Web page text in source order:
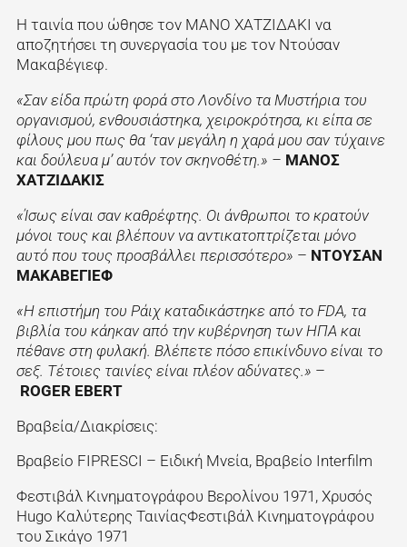
Η ταινία που ώθησε τον ΜΑΝΟ ΧΑΤΖΙΔΑΚΙ να
αποζητήσει τη συνεργασία του με τον Ντούσαν
Μακαβέγιεφ.
«Σαν είδα πρώτη φορά στο Λονδίνο τα Μυστήρια του
οργανισμού, ενθουσιάστηκα, χειροκρότησα, κι είπα σε
φίλους μου πως θα ‘ταν μεγάλη η χαρά μου σαν τύχαινε
και δούλευα μ’ αυτόν τον σκηνοθέτη.» – ΜΑΝΟΣ
ΧΑΤΖΙΔΑΚΙΣ
«Ίσως είναι σαν καθρέφτης. Οι άνθρωποι το κρατούν
μόνοι τους και βλέπουν να αντικατοπτρίζεται μόνο
αυτό που τους προσβάλλει περισσότερο» – ΝΤΟΥΣΑΝ
ΜΑΚΑΒΕΓΙΕΦ
«Η επιστήμη του Ράιχ καταδικάστηκε από το FDA, τα
βιβλία του κάηκαν από την κυβέρνηση των ΗΠΑ και
πέθανε στη φυλακή. Βλέπετε πόσο επικίνδυνο είναι το
σεξ. Τέτοιες ταινίες είναι πλέον αδύνατες.» –
ROGER EBERT
Βραβεία/Διακρίσεις:
Βραβείο FIPRESCI – Ειδική Μνεία, Βραβείο Interfilm
Φεστιβάλ Κινηματογράφου Βερολίνου 1971, Χρυσός
Hugo Καλύτερης ΤαινίαςΦεστιβάλ Κινηματογράφου
του Σικάγο 1971